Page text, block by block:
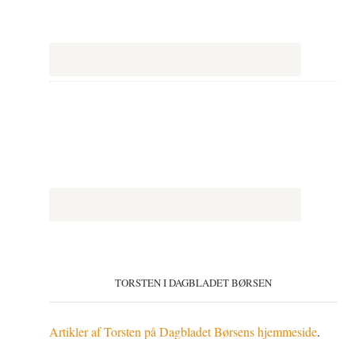
TORSTEN I DAGBLADET BØRSEN
Artikler af Torsten på Dagbladet Børsens hjemmeside.